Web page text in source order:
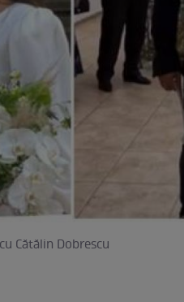
Cătălin Dobrescu